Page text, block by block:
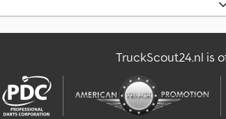
TruckScout24.nl is